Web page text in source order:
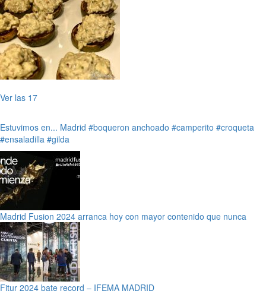
Ver las 17
Estuvimos en... Madrid #boqueron anchoado #camperito #croqueta
#ensaladilla #gilda
Madrid Fusion 2024 arranca hoy con mayor contenido que nunca
Fitur 2024 bate record – IFEMA MADRID